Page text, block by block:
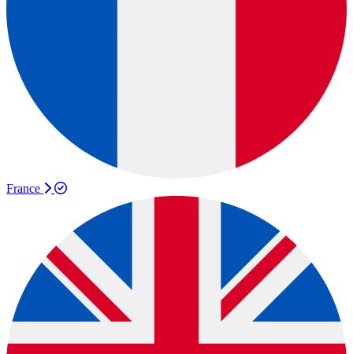
France